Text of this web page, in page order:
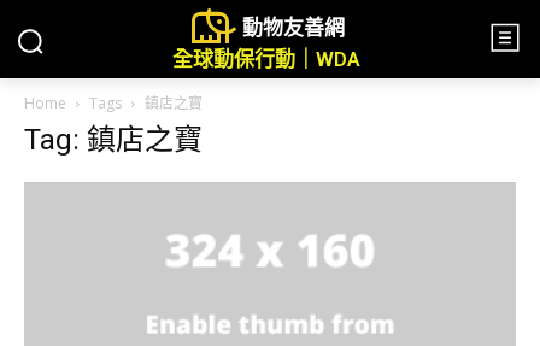
動物友善網
全球動保行動｜WDA
Home Tags 鎮店之寶
Tag: 鎮店之寶